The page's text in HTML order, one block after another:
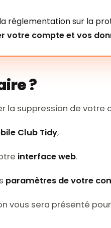
réglementation sur la
votre compte et vos
?
la suppression de votre
Club Tidy,
interface web.
paramètres de votre
vous sera présenté